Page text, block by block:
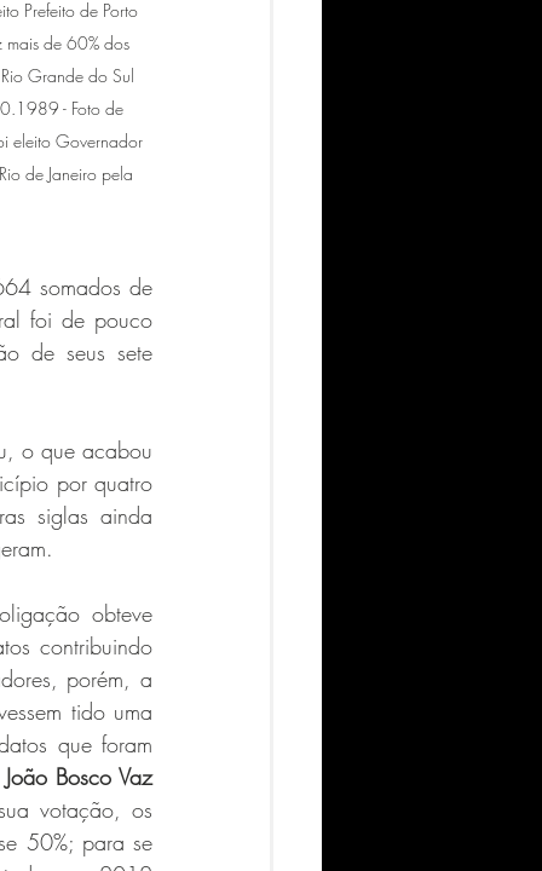
Prefeito de Porto
de 60% dos
Grande do Sul
- Foto de
eleito Governador
de Janeiro pela
somados de
foi de pouco
de seus sete
o que acabou
por quatro
siglas ainda
obteve
contribuindo
porém, a
tido uma
que foram
João Bosco Vaz
votação, os
50%; para se